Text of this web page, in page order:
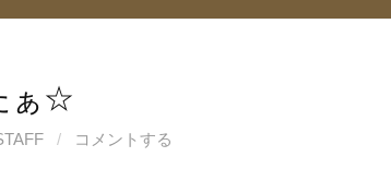
ぁ☆
/ コメントする